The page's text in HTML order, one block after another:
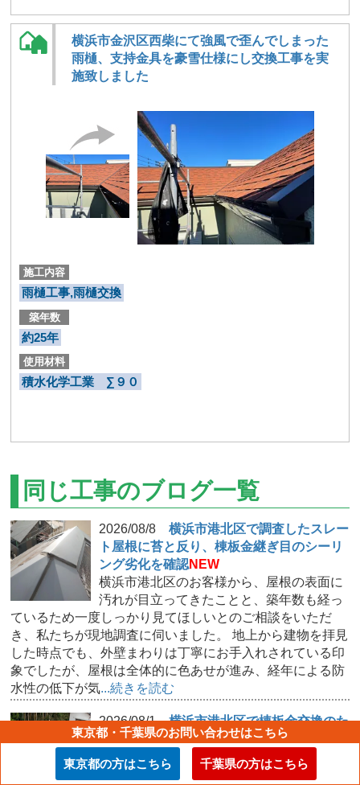
横浜市金沢区西柴にて強風で歪んでしまった
雨樋、支持金具を豪雪仕様にし交換工事を実
施致しました
施工内容
雨樋工事,雨樋交換
築年数
約25年
使用材料
積水化学工業 ∑９０
同じ工事のブログ一覧
2026/08/8
横浜市港北区で調査したスレー
ト屋根に苔と反り、棟板金継ぎ目のシーリ
ング劣化を確認NEW
横浜市港北区のお客様から、屋根の表面に
汚れが目立ってきたことと、築年数も経っ
ているため一度しっかり見てほしいとのご相談をいただ
き、私たちが現地調査に伺いました。 地上から建物を拝見
した時点でも、外壁まわりは丁寧にお手入れされている印
象でしたが、屋根は全体的に色あせが進み、経年による防
水性の低下が気...続きを読む
2026/08/1
横浜市港北区で棟板金交換のた
め調査、強風で隅棟が飛散し貫板が露出し
た屋根の状態
横浜市港北区にお住まいのお客様から、風
東京都・千葉県のお問い合わせはこちら
東京都の方はこちら 千葉県の方はこちら